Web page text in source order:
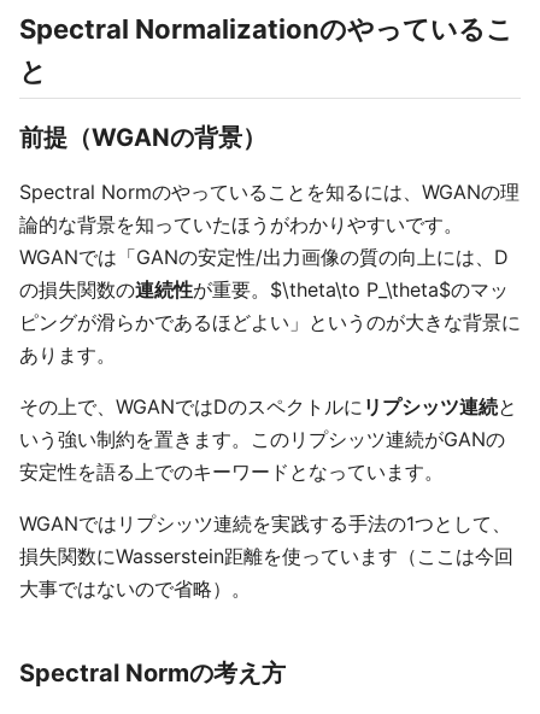
Spectral Normalizationのやっているこ
と
前提（WGANの背景）
Spectral Normのやっていることを知るには、WGANの理
論的な背景を知っていたほうがわかりやすいです。
WGANでは「GANの安定性/出力画像の質の向上には、D
の損失関数の連続性が重要。$\theta\to P_\theta$のマッ
ピングが滑らかであるほどよい」というのが大きな背景に
あります。
その上で、WGANではDのスペクトルに リプシッツ連続と
いう強い制約を置きます。このリプシッツ連続がGANの
安定性を語る上でのキーワードとなっています。
WGANではリプシッツ連続を実践する手法の1つとして、
損失関数にWasserstein距離を使っています（ここは今回
大事ではないので省略）。
Spectral Normの考え方